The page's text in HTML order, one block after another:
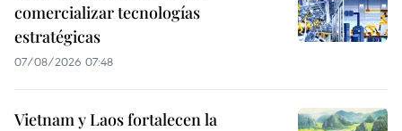
comercializar tecnologías
estratégicas
07/08/2026 07:48
Vietnam y Laos fortalecen la